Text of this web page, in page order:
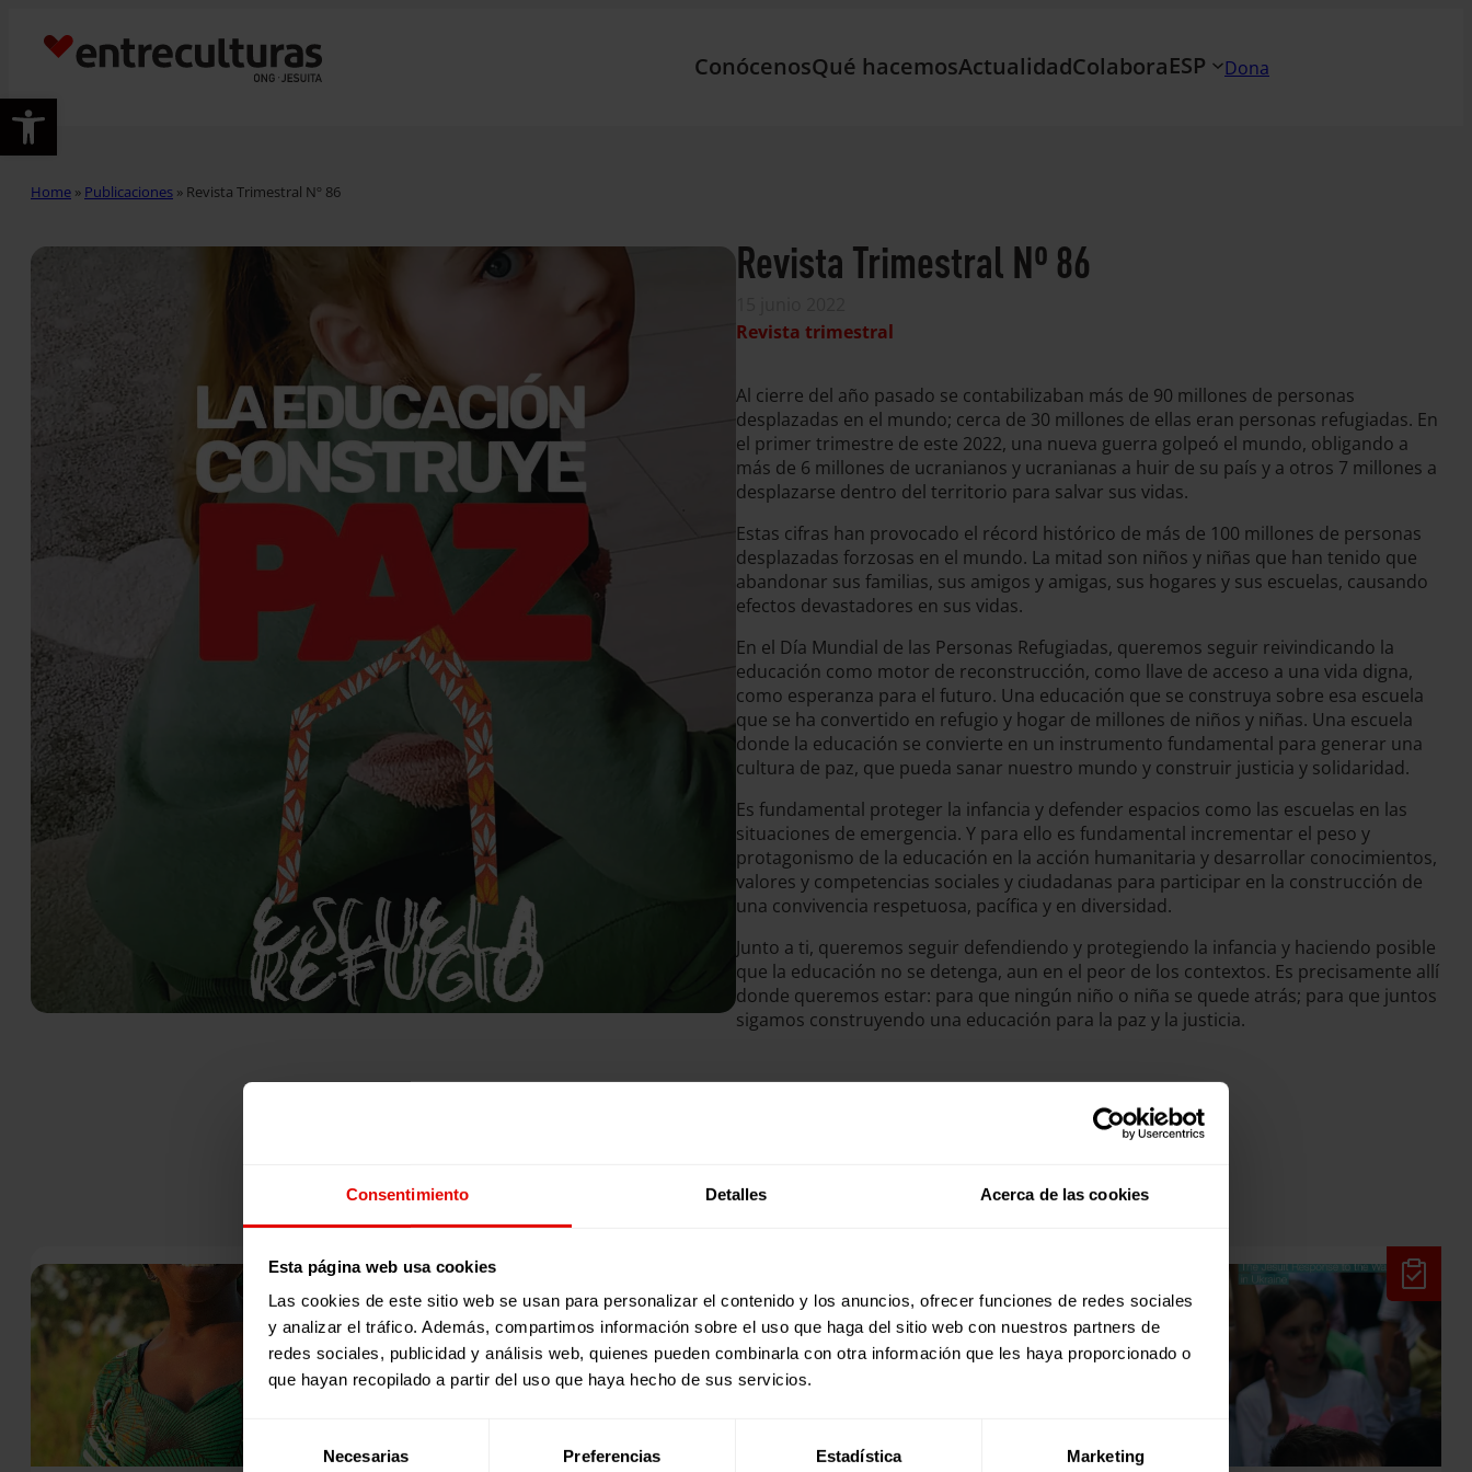
Consentimiento Detalles Acerca de las cookies
Esta página web usa cookies
Las cookies de este sitio web se usan para personalizar el contenido y los anuncios, ofrecer funciones de redes sociales
y analizar el tráfico. Además, compartimos información sobre el uso que haga del sitio web con nuestros partners de
redes sociales, publicidad y análisis web, quienes pueden combinarla con otra información que les haya proporcionado o
que hayan recopilado a partir del uso que haya hecho de sus servicios.
Necesarias Preferencias Estadística Marketing
Abrir barra de herramientas
ConócenosQué hacemosActualidadColaboraESP Dona
Home » Publicaciones » Revista Trimestral Nº 86
Revista Trimestral Nº 86
Revista trimestral
Al cierre del año pasado se contabilizaban más de 90 millones de personas
desplazadas en el mundo; cerca de 30 millones de ellas eran personas refugiadas. En
el primer trimestre de este 2022, una nueva guerra golpeó el mundo, obligando a
más de 6 millones de ucranianos y ucranianas a huir de su país y a otros 7 millones a
desplazarse dentro del territorio para salvar sus vidas.
Estas cifras han provocado el récord histórico de más de 100 millones de personas
desplazadas forzosas en el mundo. La mitad son niños y niñas que han tenido que
abandonar sus familias, sus amigos y amigas, sus hogares y sus escuelas, causando
efectos devastadores en sus vidas.
En el Día Mundial de las Personas Refugiadas, queremos seguir reivindicando la
educación como motor de reconstrucción, como llave de acceso a una vida digna,
como esperanza para el futuro. Una educación que se construya sobre esa escuela
que se ha convertido en refugio y hogar de millones de niños y niñas. Una escuela
donde la educación se convierte en un instrumento fundamental para generar una
cultura de paz, que pueda sanar nuestro mundo y construir justicia y solidaridad.
Es fundamental proteger la infancia y defender espacios como las escuelas en las
situaciones de emergencia. Y para ello es fundamental incrementar el peso y
protagonismo de la educación en la acción humanitaria y desarrollar conocimientos,
valores y competencias sociales y ciudadanas para participar en la construcción de
una convivencia respetuosa, pacífica y en diversidad.
Junto a ti, queremos seguir defendiendo y protegiendo la infancia y haciendo posible
que la educación no se detenga, aun en el peor de los contextos. Es precisamente allí
donde queremos estar: para que ningún niño o niña se quede atrás; para que juntos
sigamos construyendo una educación para la paz y la justicia.
Publicaciones relacionadas: